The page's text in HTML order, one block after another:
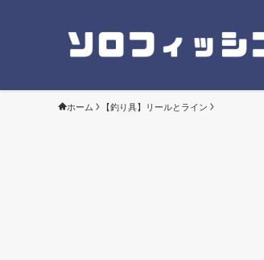
ホーム 【釣り具】リールとライン